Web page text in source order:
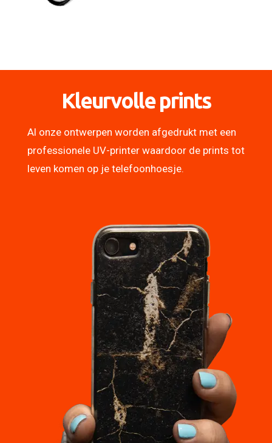
Kleurvolle prints
Al onze ontwerpen worden afgedrukt met een
professionele UV-printer waardoor de prints tot
leven komen op je telefoonhoesje.